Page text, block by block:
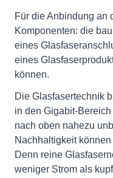
Für die Anbindung an
Komponenten: die
eines
eines
können.
Die Glasfasertechnik
in den Gigabit-
nach oben nahezu
Nachhaltigkeit
Denn reine
weniger Strom als